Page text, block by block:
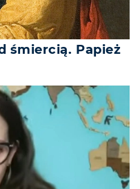
śmiercią. Papież